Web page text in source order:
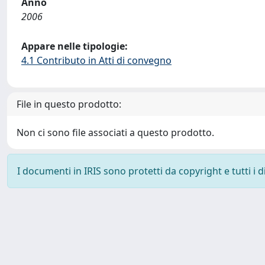
2006
Appare nelle tipologie:
4.1 Contributo in Atti di convegno
File in questo prodotto:
Non ci sono file associati a questo prodotto.
I documenti in IRIS sono protetti da copyright e tutti i